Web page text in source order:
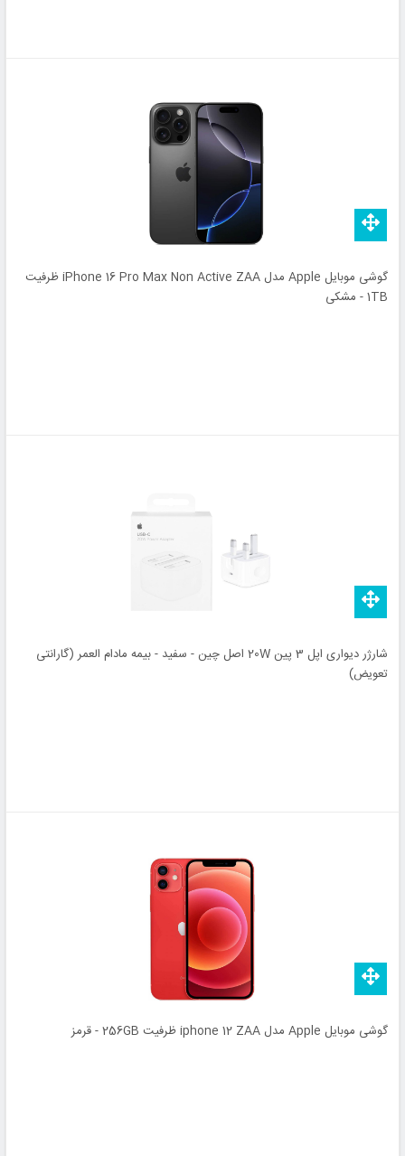
گوشی موبایل Apple مدل iPhone 16 Pro Max Non Active ZAA ظرفیت
1TB - مشکی
شارژر دیواری اپل 3 پین 20W اصل چین - سفید - بیمه مادام العمر (گارانتی
تعویض)
گوشی موبایل Apple مدل iphone 12 ZAA ظرفیت 256GB - قرمز